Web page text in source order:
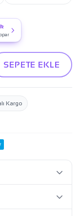
SEPETE EKLE
Kargo